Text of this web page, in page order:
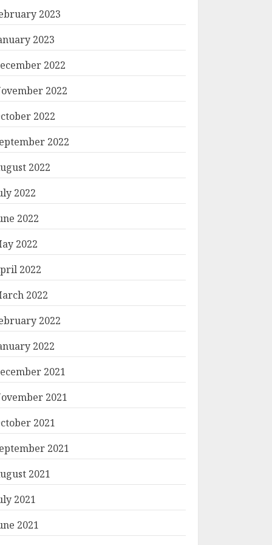
2023
2023
2022
2022
2022
2022
2022
2022
2022
2022
2022
2022
2022
2022
2021
2021
2021
2021
2021
2021
2021